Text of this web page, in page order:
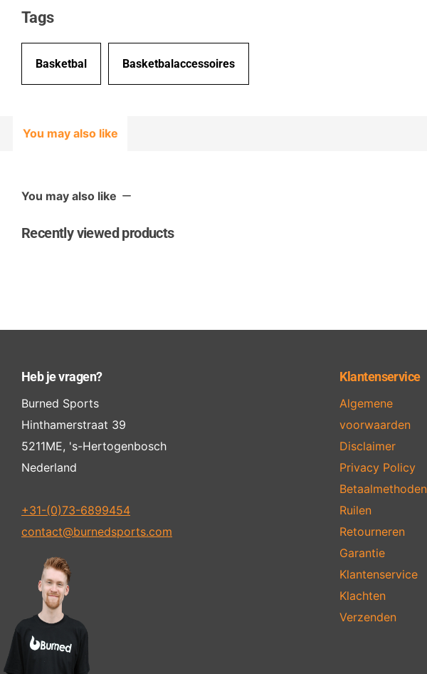
Tags
Basketbal Basketbalaccessoires
You may also like
You may also like
Recently viewed products
Heb je vragen?
Burned Sports
Hinthamerstraat 39
5211ME, 's-Hertogenbosch
Nederland
+31-(0)73-6899454
contact@burnedsports.com
Klantenservice
Algemene
voorwaarden
Disclaimer
Privacy Policy
Betaalmethoden
Ruilen
Retourneren
Garantie
Klantenservice
Klachten
Verzenden